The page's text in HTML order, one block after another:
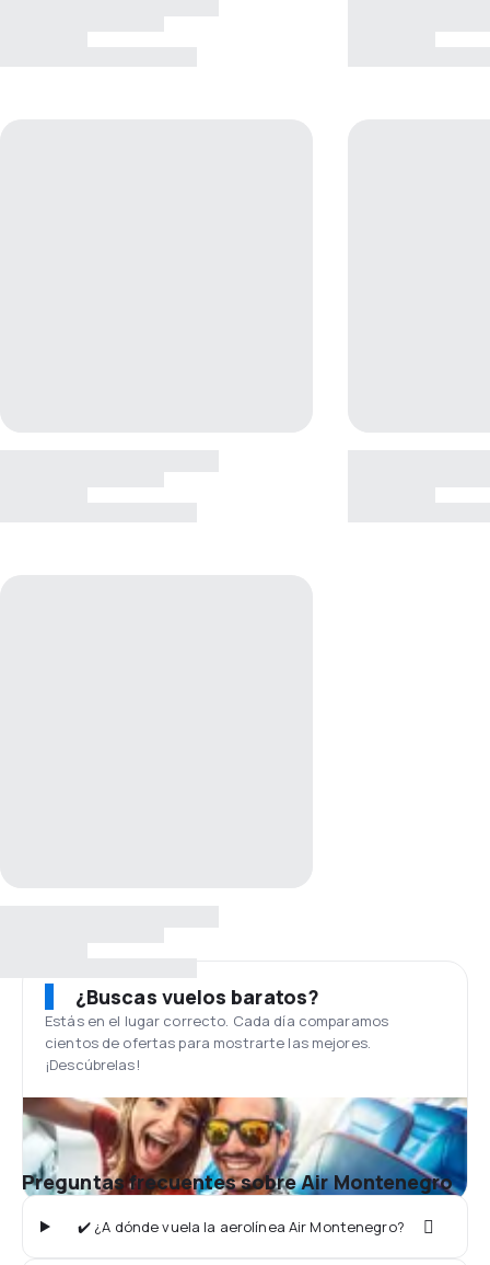
¿Buscas vuelos baratos?
Estás en el lugar correcto. Cada día comparamos
cientos de ofertas para mostrarte las mejores.
¡Descúbrelas!
Preguntas frecuentes sobre Air Montenegro
✔️ ¿A dónde vuela la aerolínea Air Montenegro?